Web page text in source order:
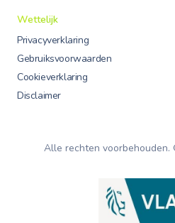
Wettelijk
Privacyverklaring
Gebruiksvoorwaarden
Cookieverklaring
Disclaimer
Alle rechten